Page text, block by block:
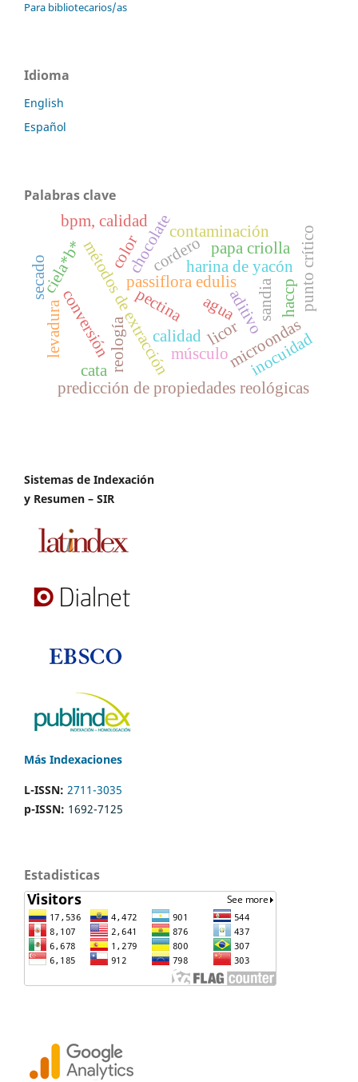
Para bibliotecarios/as
Idioma
English
Español
Palabras clave
passiflora edulis
métodos de extracción
pectina aditivo
harina de yacón
reología
chocolate
predicción de propiedades reológicas
calidad
ciela*b*
conversión
cordero
músculo
color
microondas
papa criolla
secado
inocuidad
levadura licor
sandia
agua
bpm, calidad
haccppunto crítico
cata
contaminación
Sistemas de Indexación
y Resumen – SIR
Más Indexaciones
L-ISSN: 2711-3035
p-ISSN: 1692-7125
Estadisticas